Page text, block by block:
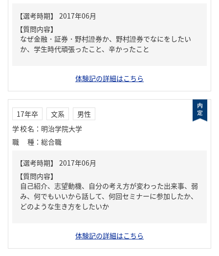
【質問内容】
なぜ金融・証券・野村證券か、野村證券でなにをしたい
か、学生時代頑張ったこと、辛かったこと
体験記の詳細はこちら
17年卒 文系
男性
学校名 ： 明治学院大学
職種 ： 総合職
【質問内容】
自己紹介、志望動機、自分の考え方が変わった出来事、弱
み、何でもいいから話して、何回セミナーに参加したか、
どのような生き方をしたいか
体験記の詳細はこちら